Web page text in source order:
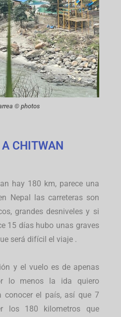
© photos
CHITWAN
hay 180 km, parece una
Nepal las carreteras son
grandes desniveles y si
15 días hubo unas graves
será difícil el viaje .
y el vuelo es de apenas
lo menos la ida quiero
conocer el país, así que 7
los 180 kilometros que